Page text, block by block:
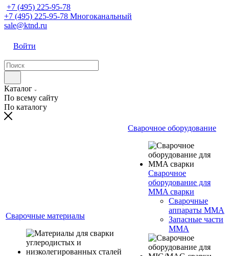
+7 (495) 225-95-78
+7 (495) 225-95-78 Многоканальный
sale@ktnd.ru
Войти
Каталог
По всему сайту
По каталогу
Сварочные материалы
Сварочное оборудование
Сварочное
оборудование для
MMA сварки
Сварочные
аппараты MMA
Запасные части
MMA